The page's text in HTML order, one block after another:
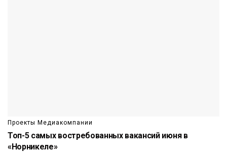
Проекты Медиакомпании
Топ-5 самых востребованных вакансий июня в
«Норникеле»